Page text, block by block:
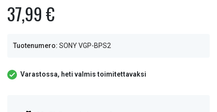
37,99 €
Tuotenumero: SONY VGP-BPS2
Varastossa, heti valmis toimitettavaksi